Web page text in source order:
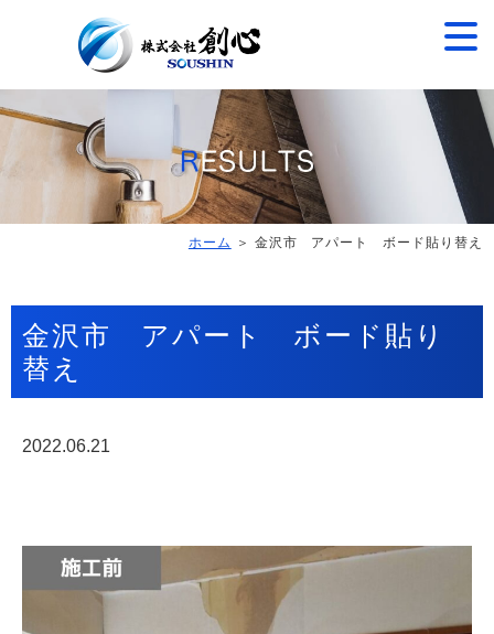
ホーム ＞ 金沢市 アパート ボード貼り替え
金沢市 アパート ボード貼り
替え
2022.06.21